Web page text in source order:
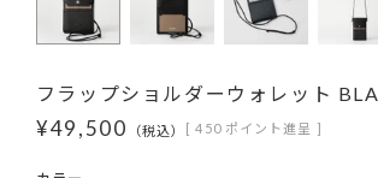
フラップショルダーウォレット
¥49,500 税込 [ 450 ポイント進呈 ]